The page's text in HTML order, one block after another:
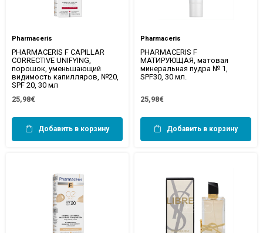
Pharmaceris
PHARMACERIS F CAPILLAR
CORRECTIVE UNIFYING,
порошок, уменьшающий
видимость капилляров, №20,
SPF 20, 30 мл
25,98€
Добавить в корзину
Pharmaceris
PHARMACERIS F
МАТИРУЮЩАЯ, матовая
минеральная пудра № 1,
SPF30, 30 мл.
25,98€
Добавить в корзину